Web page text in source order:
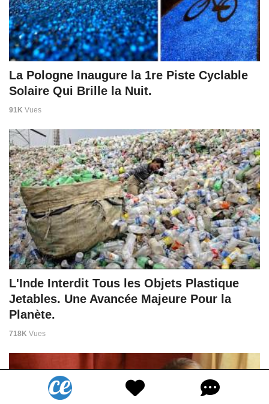
La Pologne Inaugure la 1re Piste Cyclable
Solaire Qui Brille la Nuit.
91K Vues
L'Inde Interdit Tous les Objets Plastique
Jetables. Une Avancée Majeure Pour la
Planète.
718K Vues